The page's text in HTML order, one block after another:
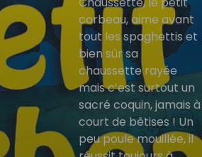
corbeau, aime avant
tout les spaghettis et
bien sûr sa
chaussette rayée
mais c’est surtout un
sacré coquin, jamais à
court de bêtises ! Un
peu poule mouillée, il